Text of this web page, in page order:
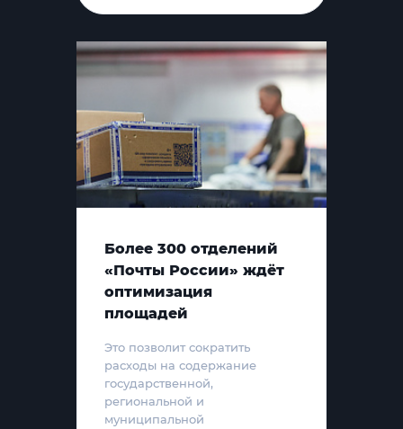
Более 300 отделений
«Почты России» ждёт
оптимизация
площадей
Это позволит сократить
расходы на содержание
государственной,
региональной и
муниципальной